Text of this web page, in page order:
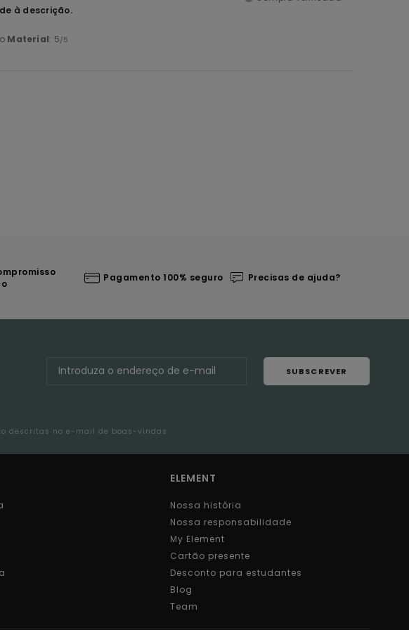
à descrição.
Material: 5/5
Pagamento 100% seguro Precisas de ajuda?
SUBSCREVER
descritas no e-mail de boas-vindas
ELEMENT
Nossa história
Nossa responsabilidade
My Element
Cartão presente
Desconto para estudantes
Blog
Team